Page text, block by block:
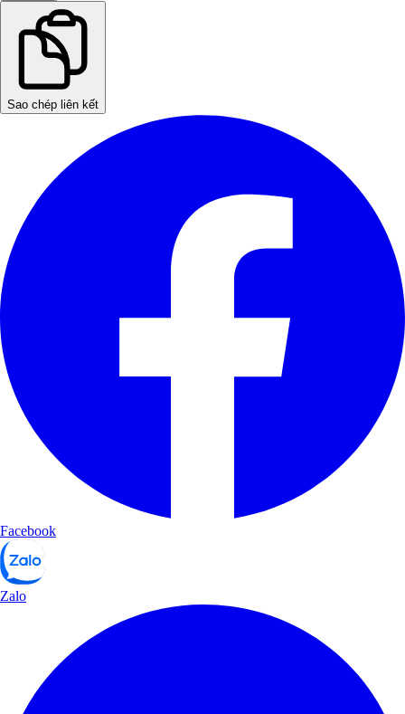
Sao chép liên kết
Facebook
Zalo